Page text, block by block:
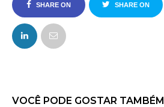
SHARE ON
FACEBOOK
SHARE ON
VOCÊ PODE GOSTAR TAMBÉM